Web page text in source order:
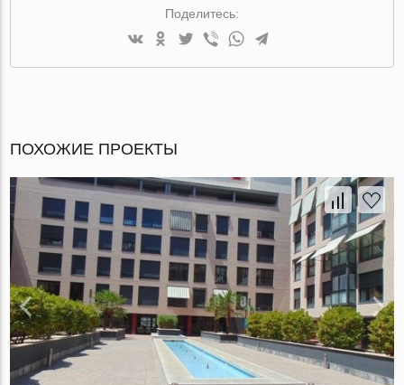
Поделитесь:
ПОХОЖИЕ ПРОЕКТЫ